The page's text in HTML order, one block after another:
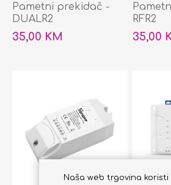
Pametni prekidač -
DUALR2
35,00 KM
RFR2
35,00
Naša web trgovina koristi